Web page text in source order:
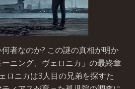
者なのか? この謎の真相が明か
ニング、ヴェロニカ」の最終章
ロニカは3人目の兄弟を探すた